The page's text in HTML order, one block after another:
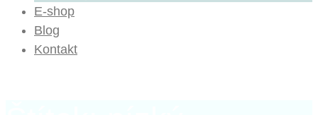
E-shop
Blog
Kontakt